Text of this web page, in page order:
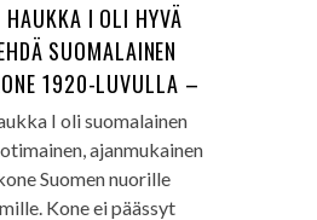
I OLI HYVÄ
SUOMALAINEN
1920-LUVULLA –
I oli suomalainen
ajanmukainen
Suomen nuorille
Kone ei päässyt